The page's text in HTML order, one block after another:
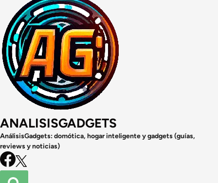
ANALISISGADGETS
AnálisisGadgets: domótica, hogar inteligente y gadgets (guías,
reviews y noticias)